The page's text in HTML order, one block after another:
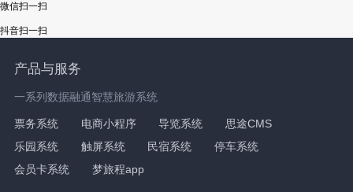
微信扫一扫
抖音扫一扫
产品与服务
一系列数据融通智慧旅游系统
票务系统 电商小程序 导览系统
思途CMS
乐园系统
触屏系统 民宿系统
停车系统
会员卡系统
梦旅程app